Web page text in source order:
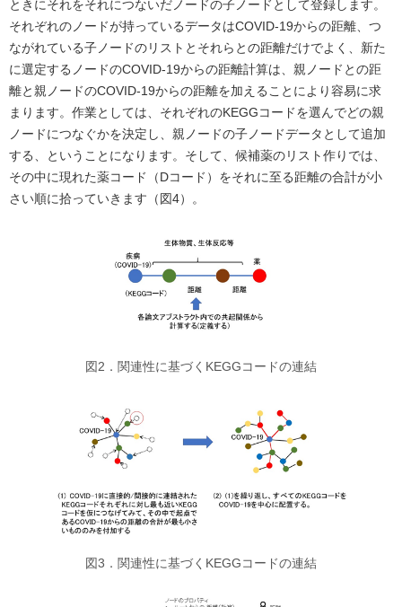
ときにそれをそれにつないだノードの子ノードとして登録します。
それぞれのノードが持っているデータはCOVID-19からの距離、つ
ながれている子ノードのリストとそれらとの距離だけでよく、新た
に選定するノードのCOVID-19からの距離計算は、親ノードとの距
離と親ノードのCOVID-19からの距離を加えることにより容易に求
まります。作業としては、それぞれのKEGGコードを選んでどの親
ノードにつなぐかを決定し、親ノードの子ノードデータとして追加
する、ということになります。そして、候補薬のリスト作りでは、
その中に現れた薬コード（Dコード）をそれに至る距離の合計が小
さい順に拾っていきます（図4）。
図2．関連性に基づくKEGGコードの連結
図3．関連性に基づくKEGGコードの連結